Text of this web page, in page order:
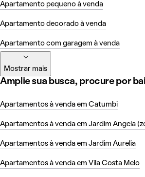
Apartamento pequeno à venda
Apartamento decorado à venda
Apartamento com garagem à venda
Mostrar mais
Amplie sua busca, procure por
Apartamentos à venda em Catumbi
Apartamentos à venda em Jardim Angela
Apartamentos à venda em Jardim Aurelia
Apartamentos à venda em Vila Costa Melo